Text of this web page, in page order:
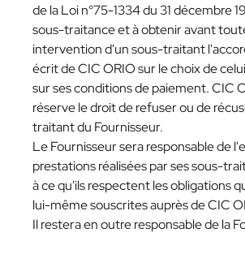
de la Loi n°75-1334 du 31 décembre
sous-traitance et à obtenir avant
intervention d'un sous-traitant
écrit de CIC ORIO sur le choix de
sur ses conditions de paiement. CIC
réserve le droit de refuser ou de
traitant du Fournisseur.
Le Fournisseur sera responsable de
prestations réalisées par ses sous-
à ce qu'ils respectent les obligations
lui-même souscrites auprès de CIC
Il restera en outre responsable de la